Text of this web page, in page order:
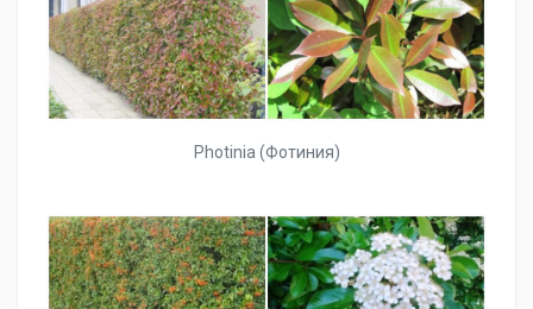
Photinia (Фотиния)